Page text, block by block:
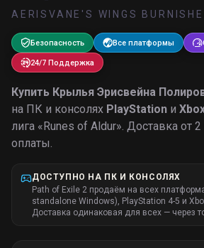
AERISVANE'S WINGS
Безопасность Все платформы
24/7 Поддержка
Купить Крылья Эрисвейна
на ПК и консолях PlayStation и
лига «Runes of Aldur». Доставка от
оплаты.
ДОСТУПНО НА ПК И КОНСОЛЯХ
Path of Exile 2 продаём на всех
standalone Windows), PlayStation 4-5 и
Доставка одинаковая для всех — через